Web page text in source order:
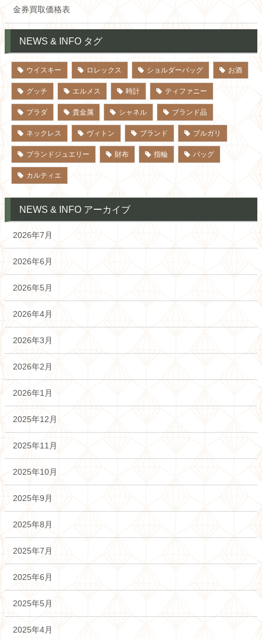
金券買取価格表
NEWS & INFO タグ
ウイスキー ロレックス ショルダーバッグ お酒
グッチ エルメス 時計 ティファニー
プラダ 貴金属 シャネル ブランド品
ネックレス ヴィトン ブランド ブルガリ
ブランドジュエリー 財布 指輪 バッグ
カルティエ
NEWS & INFO アーカイブ
2026年7月
2026年6月
2026年5月
2026年4月
2026年3月
2026年2月
2026年1月
2025年12月
2025年11月
2025年10月
2025年9月
2025年8月
2025年7月
2025年6月
2025年5月
2025年4月